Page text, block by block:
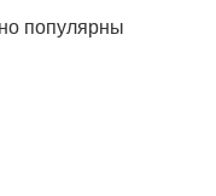
популярны